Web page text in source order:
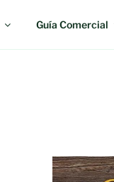
Guía Comercial